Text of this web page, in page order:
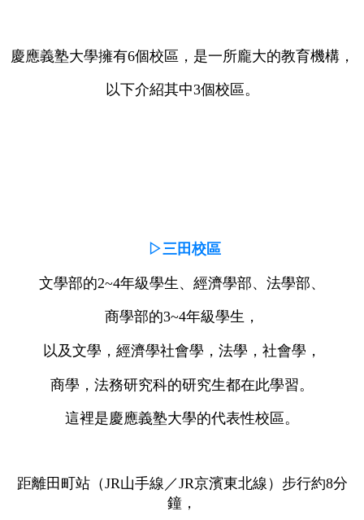
慶應義塾大學擁有6個校區，是一所龐大的教育機構，
以下介紹其中3個校區。
▷三田校區
文學部的2~4年級學生、經濟學部、法學部、
商學部的3~4年級學生，
以及文學，經濟學社會學，法學，社會學，
商學，法務研究科的研究生都在此學習。
這裡是慶應義塾大學的代表性校區。
距離田町站（JR山手線／JR京濱東北線）步行約8分
鐘，